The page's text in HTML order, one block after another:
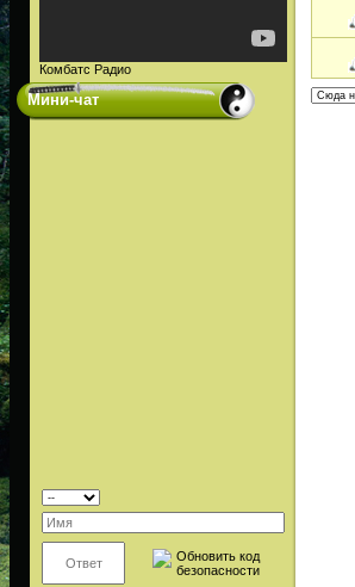
Комбатс Радио
Мини-чат